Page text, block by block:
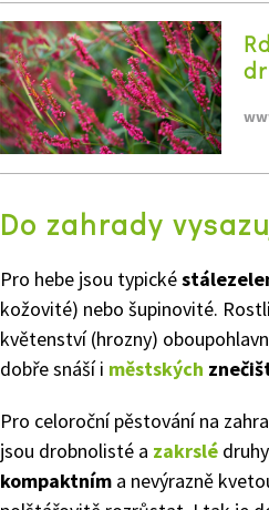
Do zahrady
Pro hebe jsou typické
kožovité) nebo šupinovité.
květenství (hrozny)
dobře snáší i městských
Pro celoroční pěstování na
jsou drobnolisté a zakrslé
kompaktním a nevýrazně